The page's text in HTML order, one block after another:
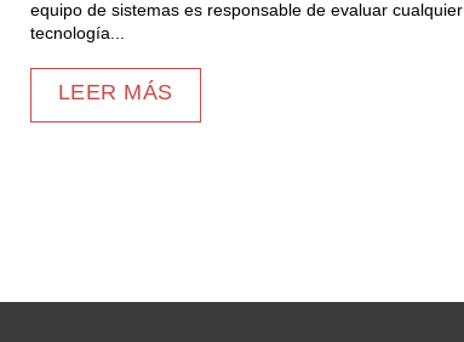
equipo de sistemas es responsable de evaluar cualquier
tecnología...
LEER MÁS